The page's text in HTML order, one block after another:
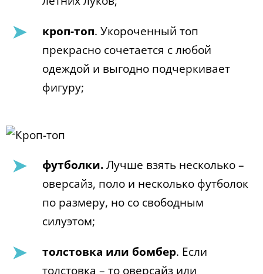
кроп-топ. Укороченный топ
прекрасно сочетается с любой
одеждой и выгодно подчеркивает
фигуру;
футболки.Лучше взять несколько –
оверсайз, поло и несколько футболок
по размеру, но со свободным
силуэтом;
толстовка или бомбер. Если
толстовка – то оверсайз или